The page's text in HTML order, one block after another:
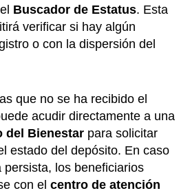
Buscador de Estatus. Esta
verificar si hay algún
o con la dispersión del
que no se ha recibido el
acudir directamente a una
del Bienestar para solicitar
estado del depósito. En caso
persista, los beneficiarios
con el centro de atención